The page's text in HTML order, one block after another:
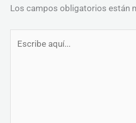
Los campos obligatorios están